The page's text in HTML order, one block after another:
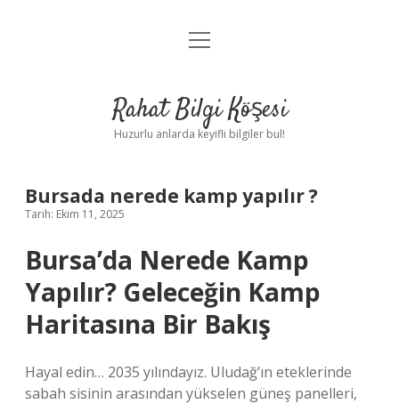
Anasayfa
Yasal Uyarı
menüyü
Rahat Bilgi Köşesi
Huzurlu anlarda keyifli bilgiler bul!
Bursada nerede kamp yapılır ?
Tarih: Ekim 11, 2025
Bursa’da Nerede Kamp
Yapılır? Geleceğin Kamp
Haritasına Bir Bakış
Hayal edin… 2035 yılındayız. Uludağ’ın eteklerinde
sabah sisinin arasından yükselen güneş panelleri,